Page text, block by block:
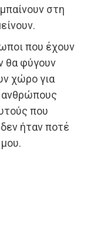
στη
που έχουν
θα φύγουν
χώρο για
ανθρώπους
που
ήταν ποτέ